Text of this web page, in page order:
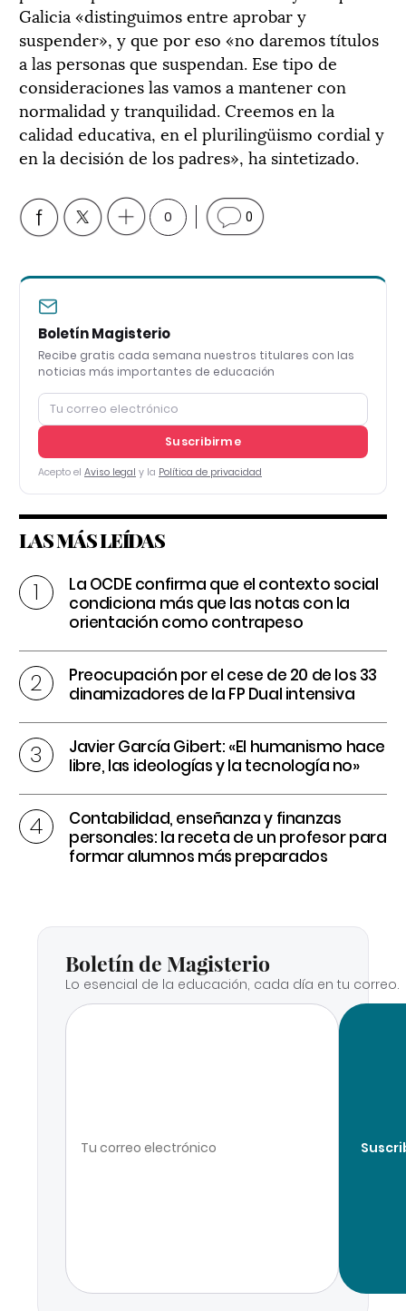
Galicia «distinguimos entre aprobar y
suspender», y que por eso «no daremos títulos
a las personas que suspendan. Ese tipo de
consideraciones las vamos a mantener con
normalidad y tranquilidad. Creemos en la
calidad educativa, en el plurilingüismo cordial y
en la decisión de los padres», ha sintetizado.
0 0
Boletín Magisterio
Recibe gratis cada semana nuestros titulares con las
noticias más importantes de educación
Suscribirme
Acepto el Aviso legal y la Política de privacidad
LAS MÁS LEÍDAS
La OCDE confirma que el contexto social
condiciona más que las notas con la
orientación como contrapeso
Preocupación por el cese de 20 de los 33
dinamizadores de la FP Dual intensiva
Javier García Gibert: «El humanismo hace
libre, las ideologías y la tecnología no»
Contabilidad, enseñanza y finanzas
personales: la receta de un profesor para
formar alumnos más preparados
Boletín de Magisterio
Lo esencial de la educación, cada día en tu correo.